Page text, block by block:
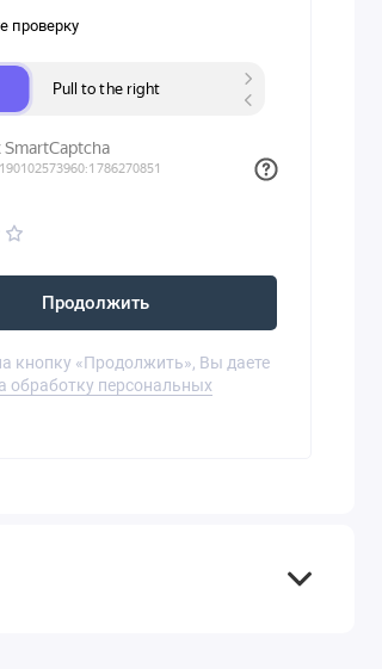
проверку
Продолжить
кнопку «Продолжить», Вы даете
обработку персональных